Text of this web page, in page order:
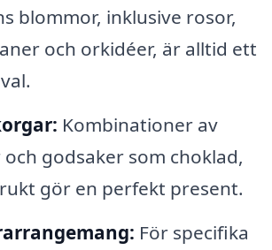
blommor, inklusive rosor,
och orkidéer, är alltid ett
Kombinationer av
godsaker som choklad,
gör en perfekt present.
För specifika